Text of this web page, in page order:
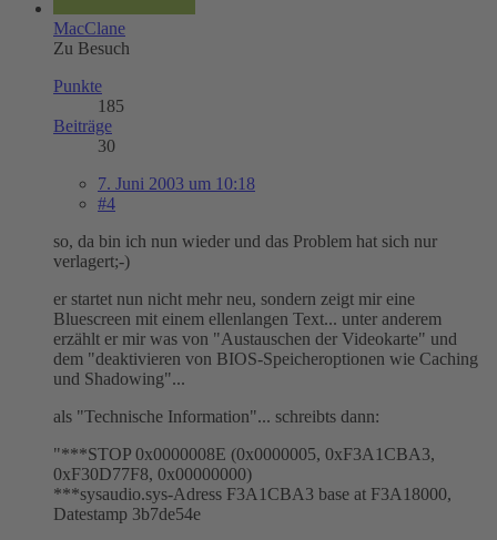
MacClane
Zu Besuch
Punkte
185
Beiträge
30
7. Juni 2003 um 10:18
#4
so, da bin ich nun wieder und das Problem hat sich nur
verlagert;-)
er startet nun nicht mehr neu, sondern zeigt mir eine
Bluescreen mit einem ellenlangen Text... unter anderem
erzählt er mir was von "Austauschen der Videokarte" und
dem "deaktivieren von BIOS-Speicheroptionen wie Caching
und Shadowing"...
als "Technische Information"... schreibts dann:
"***STOP 0x0000008E (0x0000005, 0xF3A1CBA3,
0xF30D77F8, 0x00000000)
***sysaudio.sys-Adress F3A1CBA3 base at F3A18000,
Datestamp 3b7de54e